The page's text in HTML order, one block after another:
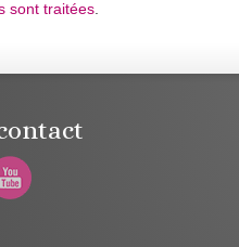
sont traitées